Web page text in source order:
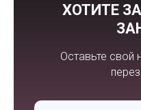
ХОТИТЕ
Оставьте свой